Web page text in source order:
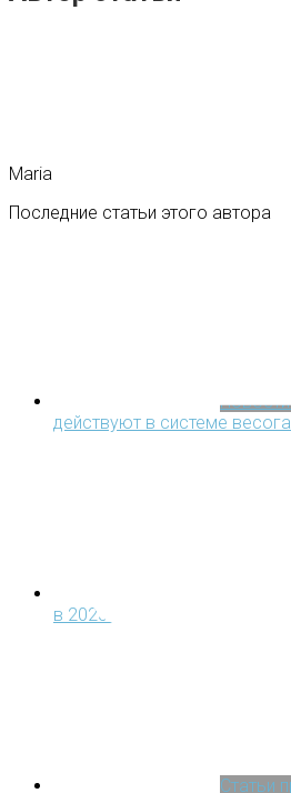
Maria
Последние статьи этого автора
действуют в системе
в 2025 году: кому продлят
Статьи